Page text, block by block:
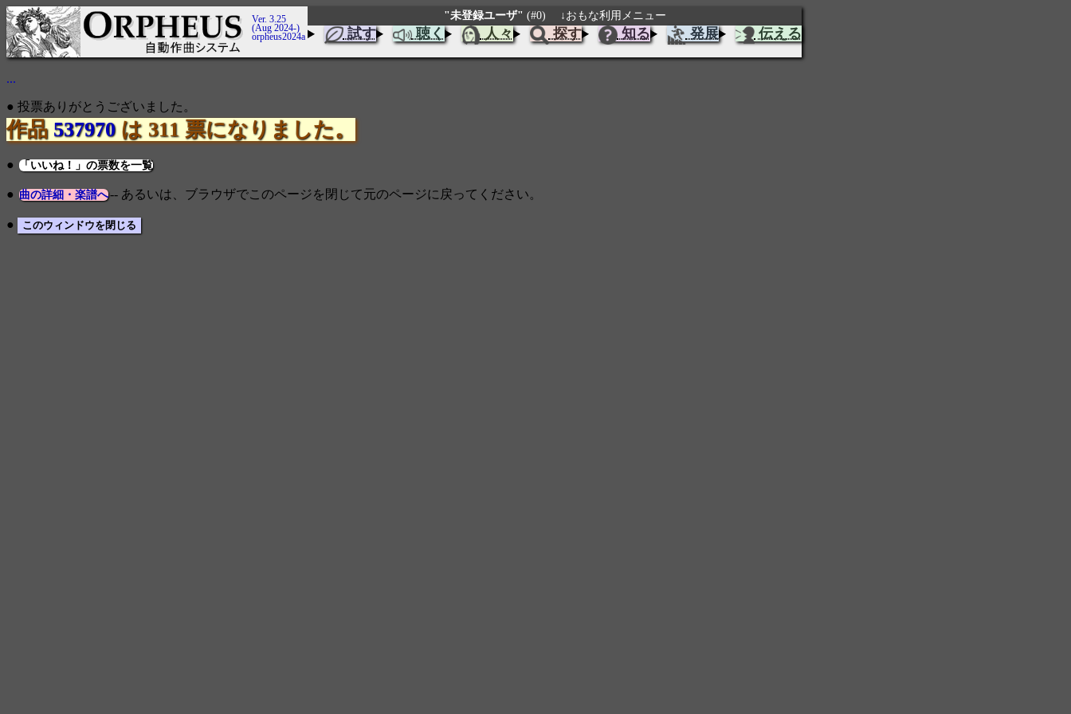
Ver. 3.25
(Aug 2024-)
orpheus2024a
"未登録ユーザ" (#0) ↓おもな利用メニュー
試す 聴く 人々 探す 知る 発展 伝える
...
● 投票ありがとうございました。
作品 537970は 311 票になりました。
● 「いいね！」の票数を一覧
● 曲の詳細・楽譜へ-- あるいは、ブラウザでこのページを閉じて元のページに戻ってください。
●